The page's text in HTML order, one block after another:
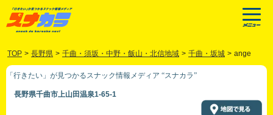
TOP > 長野県 > 千曲・須坂・中野・飯山・北信地域 > 千曲・坂城 > ange
「行きたい」が見つかるスナック情報メディア “スナカラ”
長野県千曲市上山田温泉1-65-1